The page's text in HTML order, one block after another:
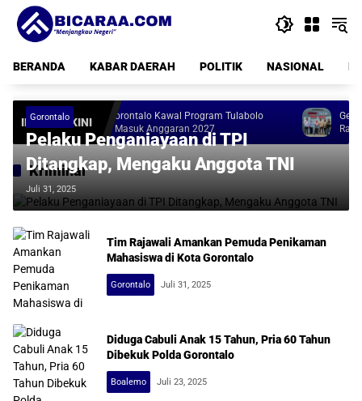
Langsung
konten
BERANDA
KABAR DAERAH POLITIK NASIONAL
INFO TERKINI
DPRD Gorontalo Kawal Program Tulabolo
Pinogu Masuk Anggaran 2027
Gerai Koperasi
Rampung,
Kriminal
Gorontalo
Pelaku Penganiayaan di TPI
Ditangkap, Mengaku Anggota TNI
Juli 31, 2025
Tim Rajawali Amankan Pemuda Penikaman
Mahasiswa di Kota Gorontalo
Gorontalo Juli 31, 2025
Diduga Cabuli Anak 15 Tahun, Pria 60 Tahun
Dibekuk Polda Gorontalo
Boalemo Juli 23, 2025